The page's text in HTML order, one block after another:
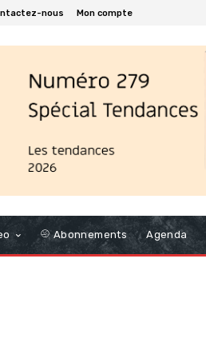
nous Mon compte
Abonnements Agenda